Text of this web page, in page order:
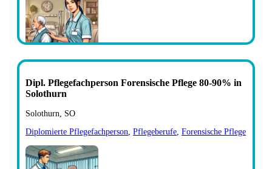
Dipl. Pflegefachperson Forensische Pflege 80-90% in
Solothurn
Solothurn, SO
Diplomierte Pflegefachperson Pflegeberufe Forensische Pflege